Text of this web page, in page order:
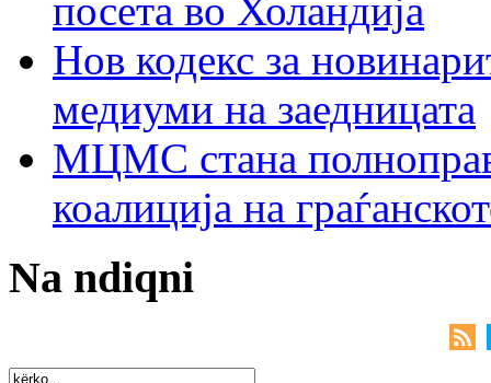
посета во Холандија
Нов кодекс за
медиуми на заедницата
МЦМС стана
коалиција на
Na ndiqni